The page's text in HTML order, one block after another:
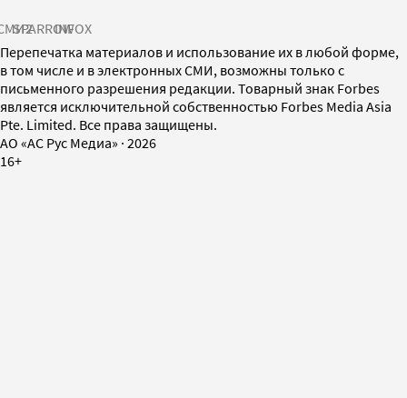
SPARROWINFOX
Перепечатка материалов и использование их в любой форме,
в том числе и в электронных СМИ, возможны только с
письменного разрешения редакции. Товарный знак Forbes
является исключительной собственностью Forbes Media Asia
Pte. Limited. Все права защищены.
AO «АС Рус Медиа» · 2026
16+